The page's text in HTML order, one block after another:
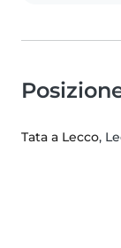
Tata a Lecco,